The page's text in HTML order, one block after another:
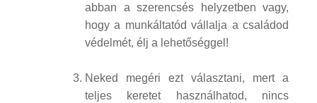
abban a szerencsés helyzetben vagy,
hogy a munkáltatód vállalja a családod
védelmét, élj a lehetőséggel!
Neked megéri ezt választani, mert a
teljes keretet használhatod, nincs